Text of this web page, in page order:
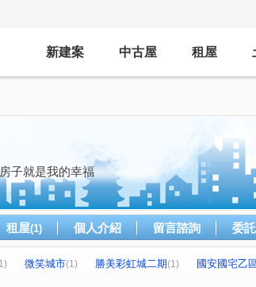
新建案 中古屋 租屋
子就是我的幸福
租屋(1) 個人介紹 留言諮詢 委
微笑城市(1) 勝美彩虹城二期(1) 國安國宅乙